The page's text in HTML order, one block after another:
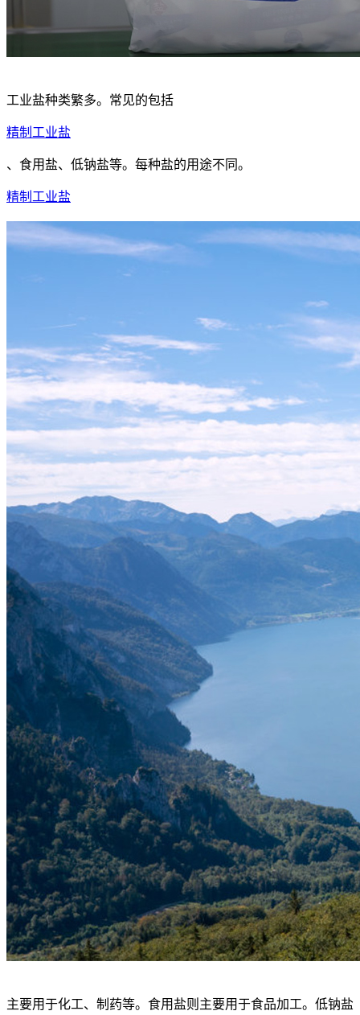
工业盐种类繁多。常见的包括
精制工业盐
、食用盐、低钠盐等。每种盐的用途不同。
精制工业盐
主要用于化工、制药等。食用盐则主要用于食品加工。低钠盐